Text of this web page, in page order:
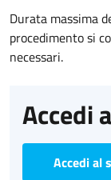
Durata massima
procedimento si
necessari.
Accedi
Accedi al